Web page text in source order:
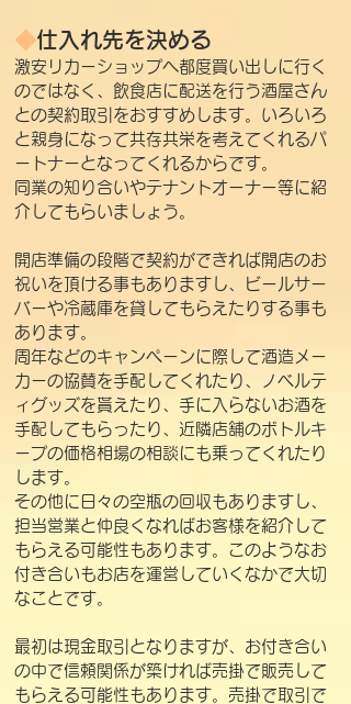
◆仕入れ先を決める
激安リカーショップへ都度買い出しに行く
のではなく、飲食店に配送を行う酒屋さん
との契約取引をおすすめします。いろいろ
と親身になって共存共栄を考えてくれるパ
ートナーとなってくれるからです。
同業の知り合いやテナントオーナー等に紹
介してもらいましょう。
開店準備の段階で契約ができれば開店のお
祝いを頂ける事もありますし、ビールサー
バーや冷蔵庫を貸してもらえたりする事も
あります。
周年などのキャンペーンに際して酒造メー
カーの協賛を手配してくれたり、ノベルテ
ィグッズを貰えたり、手に入らないお酒を
手配してもらったり、近隣店舗のボトルキ
ープの価格相場の相談にも乗ってくれたり
します。
その他に日々の空瓶の回収もありますし、
担当営業と仲良くなればお客様を紹介して
もらえる可能性もあります。このようなお
付き合いもお店を運営していくなかで大切
なことです。
最初は現金取引となりますが、お付き合い
の中で信頼関係が築ければ売掛で販売して
もらえる可能性もあります。売掛で取引で